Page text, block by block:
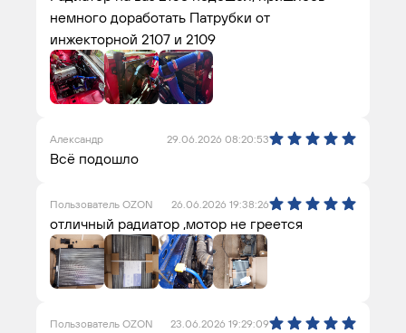
немного доработать Патрубки от
инжекторной 2107 и 2109
Александр 29.06.2026 08:20:53
Всё подошло
Пользователь OZON 26.06.2026 19:38:26
отличный радиатор ,мотор не греется
Пользователь OZON 23.06.2026 19:29:09